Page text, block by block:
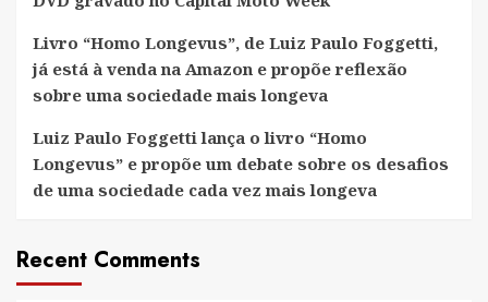
Livro “Homo Longevus”, de Luiz Paulo Foggetti,
já está à venda na Amazon e propõe reflexão
sobre uma sociedade mais longeva
Luiz Paulo Foggetti lança o livro “Homo
Longevus” e propõe um debate sobre os desafios
de uma sociedade cada vez mais longeva
Recent Comments